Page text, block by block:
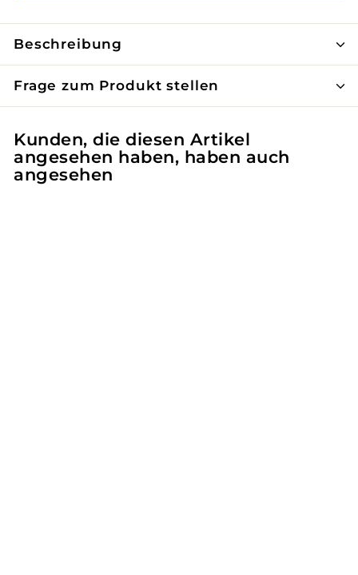
Beschreibung
Frage zum Produkt stellen
Kunden, die diesen Artikel
angesehen haben, haben auch
angesehen